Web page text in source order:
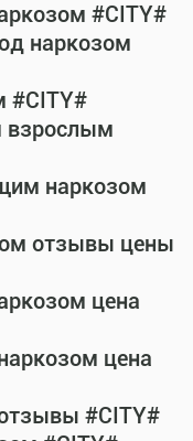
#CITY#
наркозом
#CITY#
взрослым
наркозом
отзывы цены
цена
цена
#CITY#